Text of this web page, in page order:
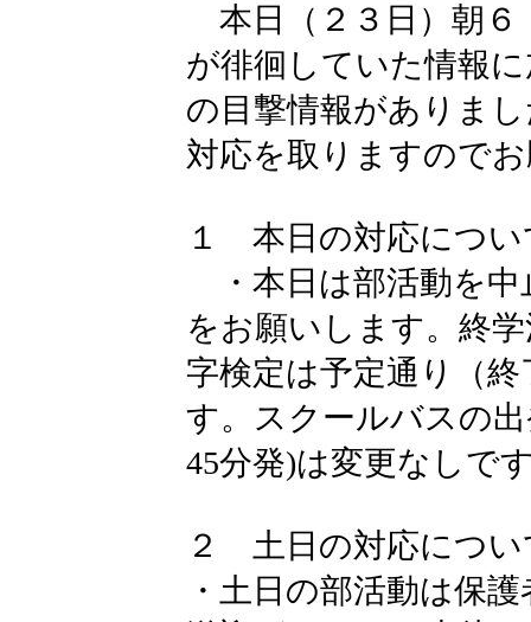
本日（２３日）朝６
が徘徊していた情報
の目撃情報がありま
対応を取りますので
１ 本日の対応につい
・本日は部活動を中
をお願いします。終
字検定は予定通り（
す。スクールバスの出
45分発)は変更なしで
２ 土日の対応につい
・土日の部活動は保